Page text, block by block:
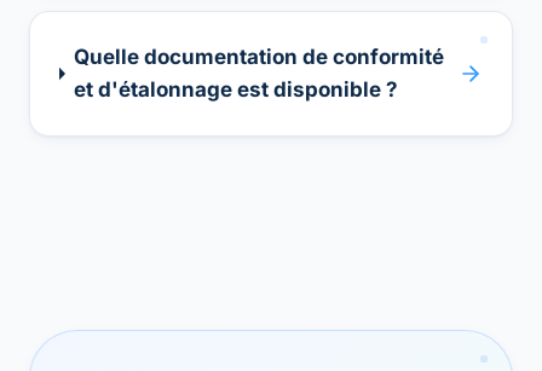
Quelle documentation de conformité
et d'étalonnage est disponible ?